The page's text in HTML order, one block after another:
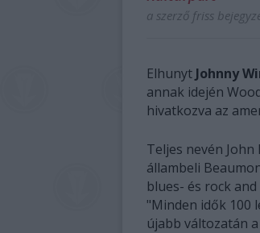
a szerző friss
Elhunyt Johnny
annak idején
hivatkozva az
Teljes nevén
állambeli
blues- és rock
"Minden idők 100
újabb változatán